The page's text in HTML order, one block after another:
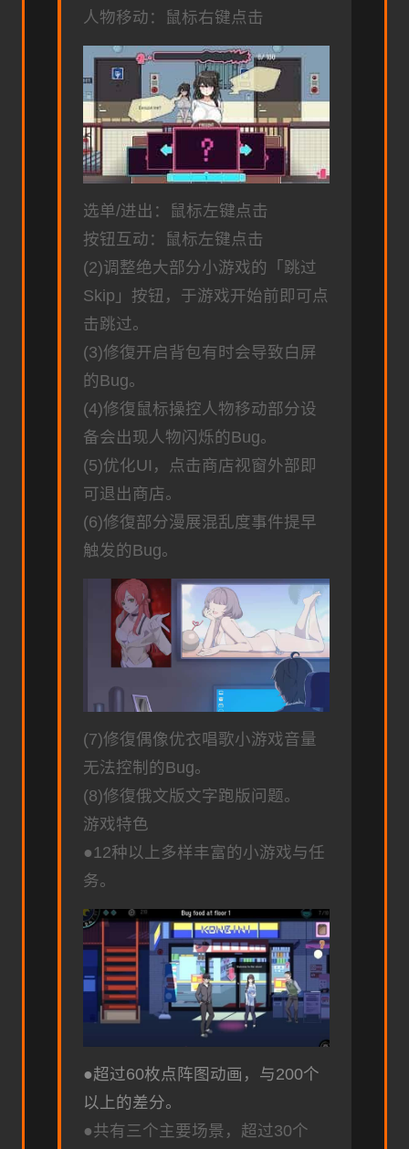
人物移动：鼠标右键点击
选单/进出：鼠标左键点击
按钮互动：鼠标左键点击
(2)调整绝大部分小游戏的「跳过
Skip」按钮，于游戏开始前即可点
击跳过。
(3)修復开启背包有时会导致白屏
的Bug。
(4)修復鼠标操控人物移动部分设
备会出现人物闪烁的Bug。
(5)优化UI，点击商店视窗外部即
可退出商店。
(6)修復部分漫展混乱度事件提早
触发的Bug。
(7)修復偶像优衣唱歌小游戏音量
无法控制的Bug。
(8)修復俄文版文字跑版问题。
游戏特色
●12种以上多样丰富的小游戏与任
务。
●超过60枚点阵图动画，与200个
以上的差分。
●共有三个主要场景，超过30个